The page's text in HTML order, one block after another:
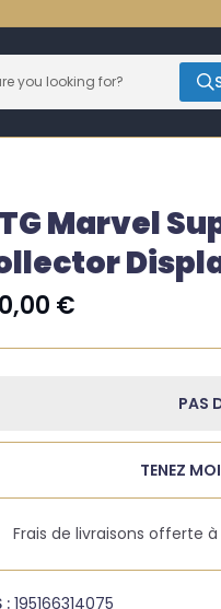
Marvel
€
PAS
TENEZ
Frais de livraisons offerte
:195166314075